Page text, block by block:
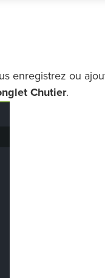
enregistrez ou
Chutier.